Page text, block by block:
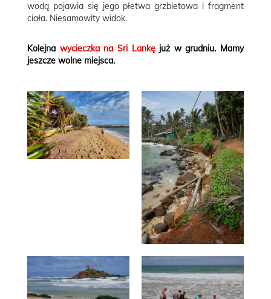
wodą pojawia się jego płetwa grzbietowa i fragment
ciała. Niesamowity widok.
Kolejna wycieczka na Sri Lankęjuż w grudniu. Mamy
jeszcze wolne miejsca.